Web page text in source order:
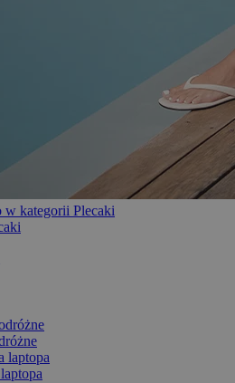
w kategorii Plecaki
laptopa